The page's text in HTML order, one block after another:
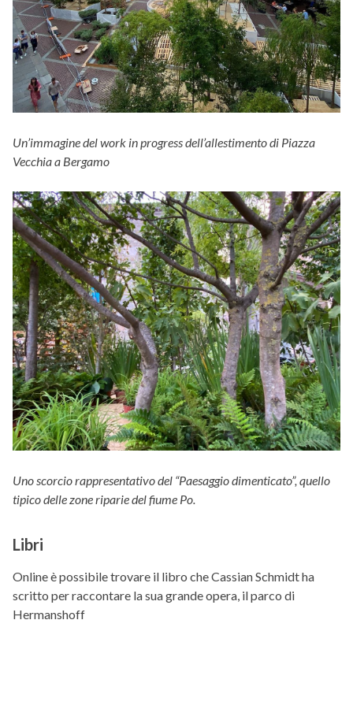
Un’immagine del work in progress dell’allestimento di Piazza
Vecchia a Bergamo
Uno scorcio rappresentativo del “Paesaggio dimenticato”, quello
tipico delle zone riparie del fiume Po.
Libri
Online è possibile trovare il libro che Cassian Schmidt ha
scritto per raccontare la sua grande opera, il parco di
Hermanshoff